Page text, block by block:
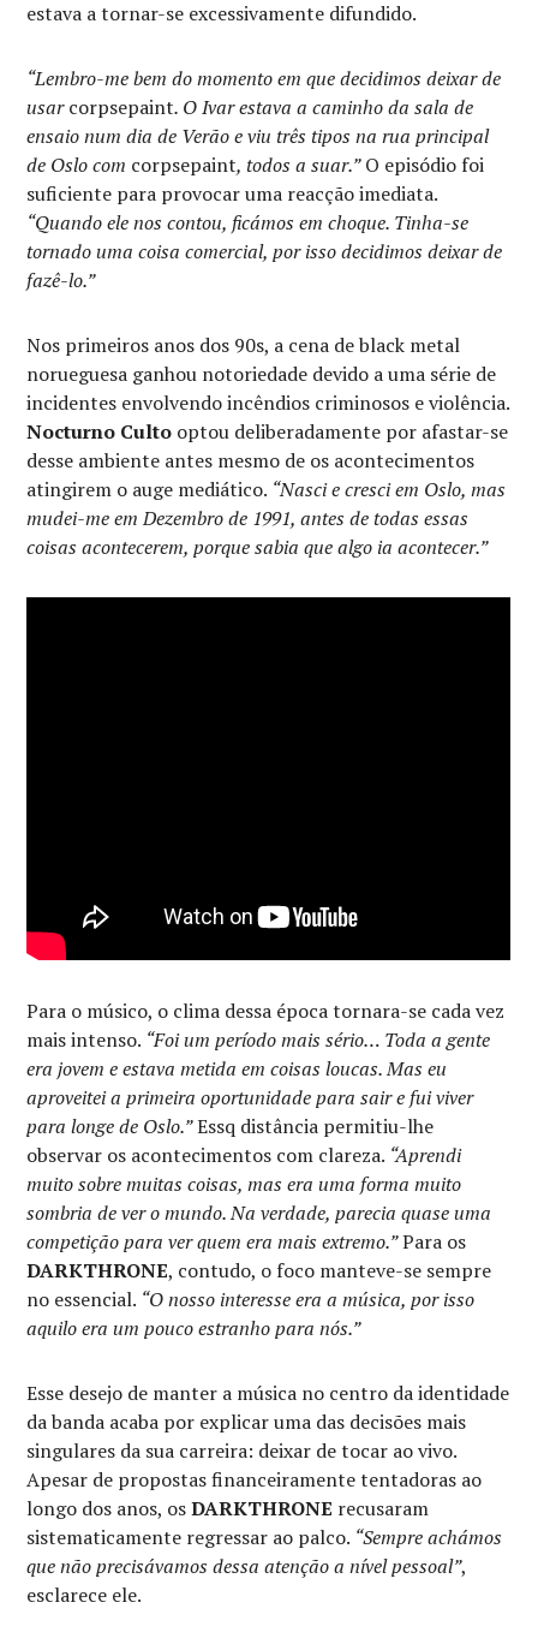
estava a tornar-se excessivamente difundido.
“Lembro-me bem do momento em que decidimos deixar de
usarcorpsepaint. O Ivar estava a caminho da sala de
ensaio num dia de Verão e viu três tipos na rua principal
de Oslo com corpsepaint, todos a suar.”O episódio foi
suficiente para provocar uma reacção imediata.
“Quando ele nos contou, ficámos em choque. Tinha-se
tornado uma coisa comercial, por isso decidimos deixar de
fazê-lo.”
Nos primeiros anos dos 90s, a cena de black metal
norueguesa ganhou notoriedade devido a uma série de
incidentes envolvendo incêndios criminosos e violência.
Nocturno Culto optou deliberadamente por afastar-se
desse ambiente antes mesmo de os acontecimentos
atingirem o auge mediático. “Nasci e cresci em Oslo, mas
mudei-me em Dezembro de 1991, antes de todas essas
coisas acontecerem, porque sabia que algo ia acontecer.”
Para o músico, o clima dessa época tornara-se cada vez
mais intenso. “Foi um período mais sério… Toda a gente
era jovem e estava metida em coisas loucas. Mas eu
aproveitei a primeira oportunidade para sair e fui viver
para longe de Oslo.”Essq distância permitiu-lhe
observar os acontecimentos com clareza. “Aprendi
muito sobre muitas coisas, mas era uma forma muito
sombria de ver o mundo. Na verdade, parecia quase uma
competição para ver quem era mais extremo.”Para os
DARKTHRONE, contudo, o foco manteve-se sempre
no essencial. “O nosso interesse era a música, por isso
aquilo era um pouco estranho para nós.”
Esse desejo de manter a música no centro da identidade
da banda acaba por explicar uma das decisões mais
singulares da sua carreira: deixar de tocar ao vivo.
Apesar de propostas financeiramente tentadoras ao
longo dos anos, osDARKTHRONE recusaram
sistematicamente regressar ao palco. “Sempre achámos
que não precisávamos dessa atenção a nível pessoal”,
esclarece ele.